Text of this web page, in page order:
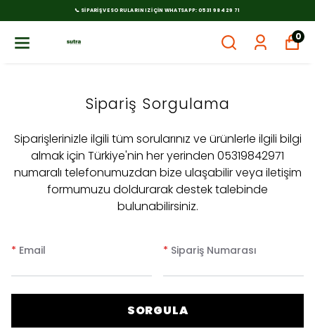
📞 SIPARIŞ VE SORULARINIZ İÇIN WHATSAPP: 0531 984 29 71
0
Sipariş Sorgulama
Siparişlerinizle ilgili tüm sorularınız ve ürünlerle ilgili bilgi
almak için Türkiye'nin her yerinden 05319842971
numaralı telefonumuzdan bize ulaşabilir veya iletişim
formumuzu doldurarak destek talebinde
bulunabilirsiniz.
* Email * Sipariş Numarası
SORGULA